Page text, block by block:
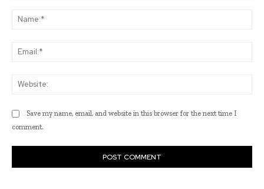
Save my name, email, and website in this browser for the next time I
comment.